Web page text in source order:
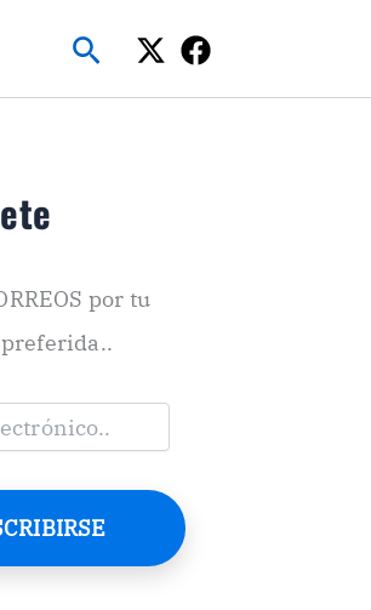
Buscar
por tu